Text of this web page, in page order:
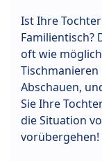
Ist Ihre
Familientisch?
oft wie
Abschauen,
Sie Ihre
die Situation
vorübergehen!